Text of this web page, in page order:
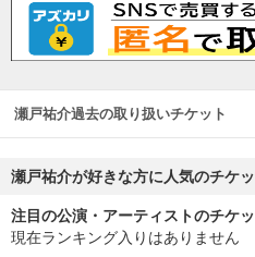
瀬戸祐介過去の取り扱いチケット
瀬戸祐介が好きな方に人気のチケ
注目の公演・アーティストのチケ
現在ランキング入りはありません